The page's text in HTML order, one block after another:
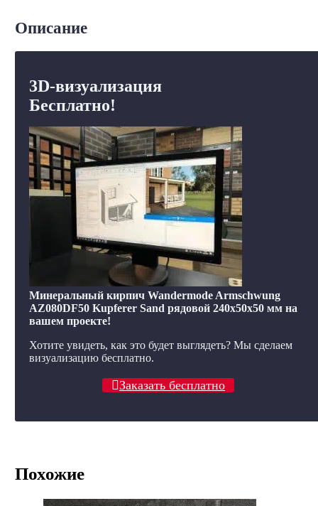
Описание
3D-визуализация
Бесплатно!
Минеральный кирпич Wandermode Armschwung
AZ080DF50 Kupferer Sand рядовой 240x50x50 мм на
вашем проекте!
Хотите увидеть, как это будет выглядеть? Мы сделаем
визуализацию бесплатно.
Заказать бесплатно
Похожие